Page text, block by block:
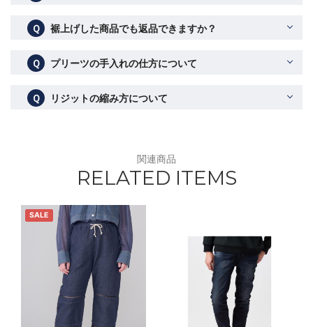
Ｑ 裾上げした商品でも返品できますか？
Ｑ プリーツの手入れの仕方について
Ｑ リジットの縮み方について
関連商品
RELATED ITEMS
SALE